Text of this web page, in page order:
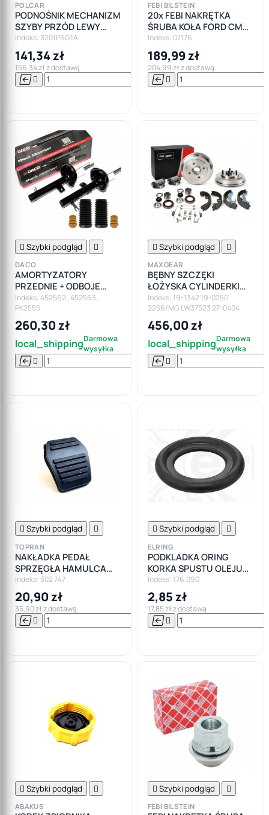
POLCAR
PODNOŚNIK MECHANIZM
SZYBY PRZÓD LEWY
FORD FOCUS I
Indeks: 3201PSG1A
141,34 zł
156,34 zł z dostawą
  

FEBI BILSTEIN
20x FEBI NAKRĘTKA
ŚRUBA KOŁA FORD CMAX
FIESTA FOCUS MONDEO
SMAX M12X1,5
Indeks: 07176
189,99 zł
204,99 zł z dostawą
 
 Szybki podgląd 
DACO
AMORTYZATORY
PRZEDNIE + ODBOJE
FORD FOCUS I MK1 !
Indeks: 452562 , 452563 ,
PK2555
260,30 zł
local_shippingDarmowa
wysyłka
  

 Szybki podgląd 
MAXGEAR
BĘBNY SZCZĘKI
ŁOŻYSKA CYLINDERKI
FORD FOCUS I MK1
Indeks: 19-1342 19-0250
2256/MG LW37523 27-0404
456,00 zł
local_shippingDarmowa
wysyłka
 
 Szybki podgląd 
TOPRAN
NAKŁADKA PEDAŁ
SPRZĘGŁA HAMULCA
FORD MONDEO FOCUS
Indeks: 302 747
20,90 zł
35,90 zł z dostawą
  

 Szybki podgląd 
ELRING
PODKLADKA ORING
KORKA SPUSTU OLEJU
FORD MAZDA JAGUAR
VOLVO ALFA
Indeks: 176.090
2,85 zł
17,85 zł z dostawą
 
 Szybki podgląd 
ABAKUS
 Szybki podgląd 
FEBI BILSTEIN